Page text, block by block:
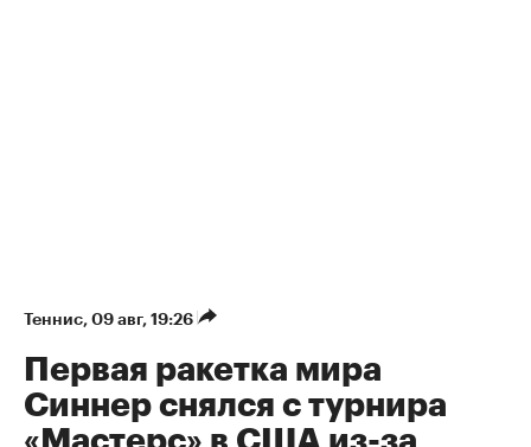
Теннис⁠, 09 авг, 19:26
Первая ракетка мира
Синнер снялся с турнира